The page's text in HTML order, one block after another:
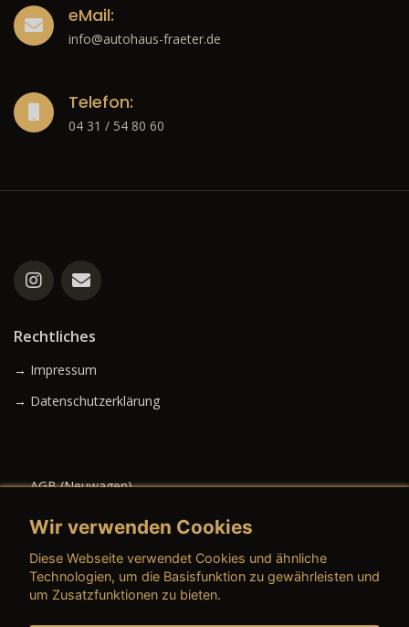
eMail:
info@autohaus-fraeter.de
Telefon:
04 31 / 54 80 60
Rechtliches
→ Impressum
→ Datenschutzerklärung
→ AGB (Neuwagen)
→ AGB (Gebrauchtwagen)
→ AGB (Teile & Zubehör)
Wir verwenden Cookies
Diese Webseite verwendet Cookies und ähnliche
Technologien, um die Basisfunktion zu gewährleisten und
um Zusatzfunktionen zu bieten.